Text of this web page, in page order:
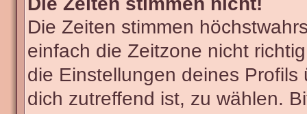
Die Zeiten stimmen
einfach die Zeitzone nicht
die Einstellungen deines
dich zutreffend ist, zu wählen.